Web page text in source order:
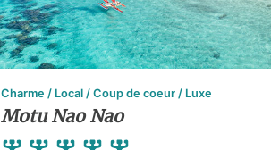
Charme / Local / Coup de coeur / Luxe
Motu Nao Nao